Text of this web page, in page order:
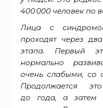
400 000 человек по
Лица с
проходят через
этапа. Первый
нормально
очень слабыми, со
Продолжается
до года, а затем